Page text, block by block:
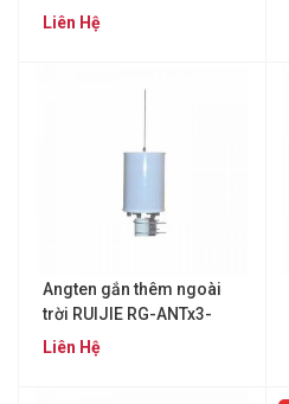
RAP1261
Liên Hệ
Angten gắn thêm ngoài
trời RUIJIE RG-ANTx3-
2400＆5800(O)
Liên Hệ